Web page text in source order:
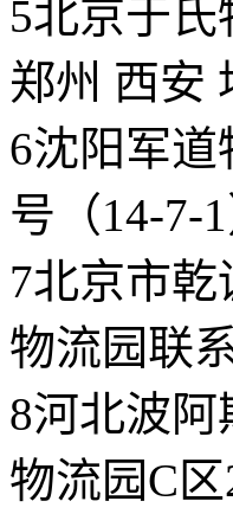
5北京于氏
郑州 西安
6沈阳军道
号（14-7-1
7北京市乾
物流园联
8河北波阿
物流园C区